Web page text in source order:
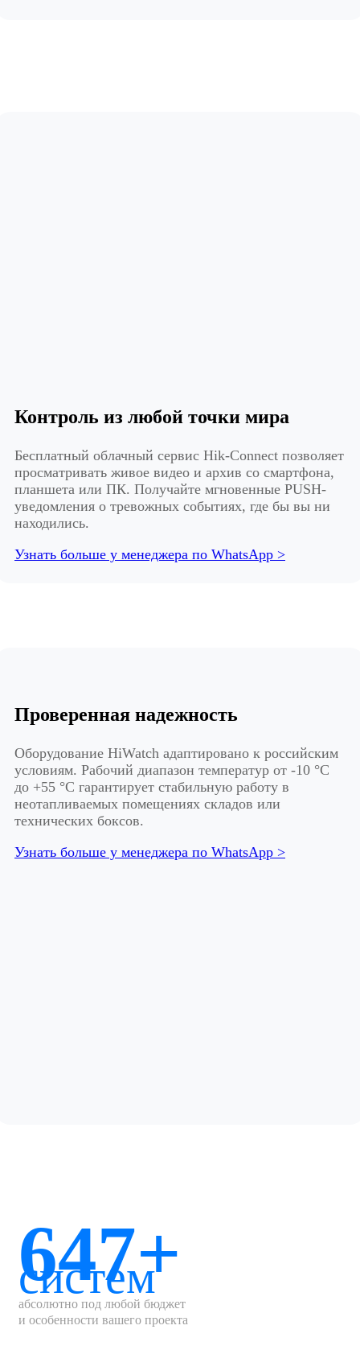
Контроль из любой точки мира
Бесплатный облачный сервис Hik-Connect позволяет
просматривать живое видео и архив со смартфона,
планшета или ПК. Получайте мгновенные PUSH-
уведомления о тревожных событиях, где бы вы ни
находились.
Узнать больше у менеджера по WhatsApp >
Проверенная надежность
Оборудование HiWatch адаптировано к российским
условиям. Рабочий диапазон температур от -10 °C
до +55 °C гарантирует стабильную работу в
неотапливаемых помещениях складов или
технических боксов.
Узнать больше у менеджера по WhatsApp >
647+
систем
абсолютно под любой бюджет
и особенности вашего проекта